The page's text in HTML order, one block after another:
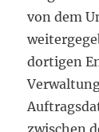
von dem
dortigen